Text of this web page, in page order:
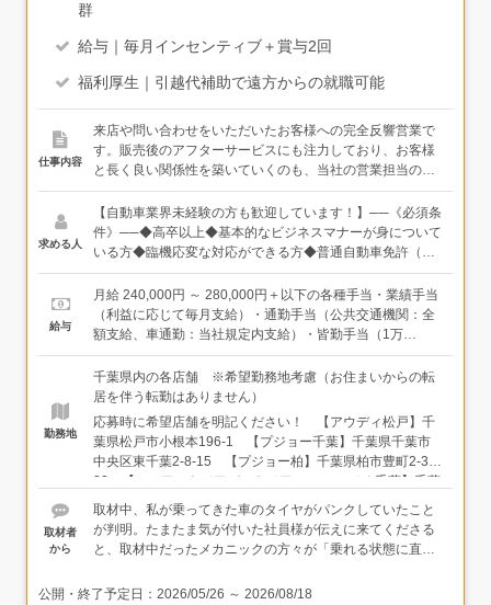
群
給与｜毎月インセンティブ＋賞与2回
福利厚生｜引越代補助で遠方からの就職可能
仕事内容
来店や問い合わせをいただいたお客様への完全反響営業で
す。販売後のアフターサービスにも注力しており、お客様
と長く良い関係性を築いていくのも、当社の営業担当のミ
ッションの一つ。そのため、メカニックなど他ポジション
のスタッフともタッグを組みながら、チームとなって仕事
を行います。【具体的な仕事内容】・来店・問い合わせ対
応・商談・提案・契約手続き・納車準備・対応・アフター
示場の管理業務 など●取扱いブランド ※募集店舗は「勤
務地」にてポルシェ／アウディ／プジョー／アルファ ロメ
オ／フィアット／アバルト／ジープ
求める人
【自動車業界未経験の方も歓迎しています！】──《必須条
件》──◆高卒以上◆基本的なビジネスマナーが身について
いる方◆臨機応変な対応ができる方◆普通自動車免許（AT
限定の場合は入社までに解除）◆パソコンスキルをお持ち
の方（SUM、AVERAGEなど基本関数）※語学力は不問で
す【ポルシェ店のみ以下条件】──《必須条件》──◆高卒
以上◆基本的なビジネスマナーが身についている方◆臨機
上◆普通自動車免許（AT限定の場合は入社までに解除）◆
パソコンスキルをお持ちの方（SUM、AVERAGEなど基本
給与
月給 240,000円 ～ 280,000円＋以下の各種手当・業績手当
（利益に応じて毎月支給）・通勤手当（公共交通機関：全
額支給、車通勤：当社規定内支給）・皆勤手当（1万
円）・家族手当（いずれも扶養問わず、配偶者1万円、子5
千円※3人まで）・残業手当（1分単位）など◆想定年収：
450万円～720万円（上記基本給＋業績手当などの各種手当
＋賞与年2回）◆モデル年収新卒入社1年目：年収430万
円 （諸手当、インセンティブ、賞与込み）中途入社2年
目（31歳）：年収600万円 （諸手当、インセンティブ、
賞与込み）30代最高年収900万円 （諸手当、インセンテ
ィブ、賞与込み）
勤務地
千葉県内の各店舗 ※希望勤務地考慮（お住まいからの転
居を伴う転勤はありません）
応募時に希望店舗を明記ください！ 【アウディ松戸】千
葉県松戸市小根本196-1 【プジョー千葉】千葉県千葉市
中央区東千葉2-8-15 【プジョー柏】千葉県柏市豊町2-3-
22 【フィアット／アバルト／アルファ ロメオ千葉】千葉
県千葉市中央区東千葉2-8-15 【フィアット／アバルト／
アルファ ロメオ／ジープ成田】千葉県成田市赤坂1-1-4
【ジープ柏】千葉県流山市向小金1-274-8 【ジープ千
葉】千葉県千葉市稲毛区園生町387-13 【ファミリー木更
千葉県千葉市稲毛区小深町111-1 ▼下記店舗は必須条
取材者
から
取材中、私が乗ってきた車のタイヤがパンクしていたこと
が判明。たまたま気が付いた社員様が伝えに来てくださる
と、取材中だったメカニックの方々が「乗れる状態に直す
り、本当に助かりました。
公開・終了予定日： 2026/05/26 ～ 2026/08/18